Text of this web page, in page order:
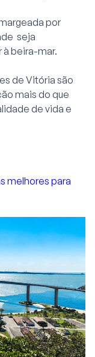
por
seja
à beira-mar.
de Vitória são
mais do que
de vida e
melhores para